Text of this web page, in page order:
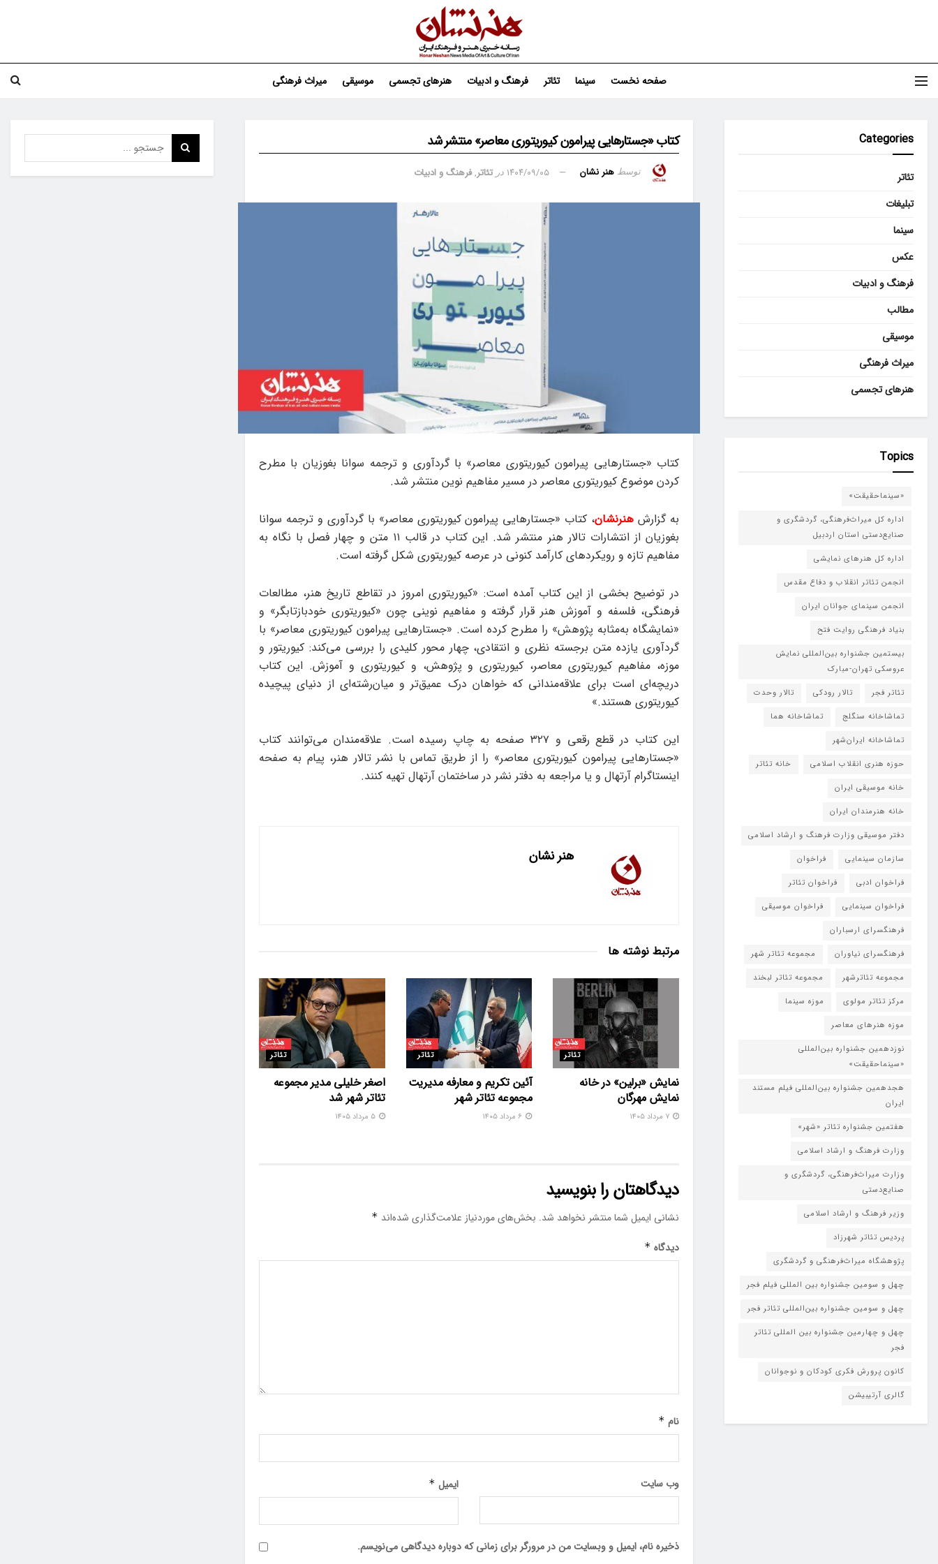
صفحه نخست سینما تئاتر فرهنگ و ادبیات هنرهای تجسمی موسیقی میراث فرهنگی
کتاب «جستارهایی پیرامون کیوریتوری معاصر» منتشر شد
توسط هنر نشان ۱۴۰۴/۰۹/۰۵ در تئاتر,فرهنگ و ادبیات
کتاب «جستارهایی پیرامون کیوریتوری معاصر» با گردآوری و ترجمه‌ سوانا بغوزیان با مطرح
کردن موضوع کیوریتوری معاصر در مسیر مفاهیم نوین منتشر شد.
به گزارش هنرنشان، کتاب «جستارهایی پیرامون کیوریتوری معاصر» با گردآوری و ترجمه‌ سوانا
بغوزیان از انتشارات تالار هنر منتشر شد. این کتاب در قالب ۱۱ متن و چهار فصل با نگاه به
مفاهیم تازه و رویکردهای کارآمد کنونی در عرصه‌ کیوریتوری شکل گرفته است.
در توضیح بخشی از این کتاب آمده است: «کیوریتوری امروز در تقاطع تاریخ هنر، مطالعات
فرهنگی، فلسفه و آموزش هنر قرار گرفته و مفاهیم نوینی چون «کیوریتوری خودبازتابگر» و
«نمایشگاه به‌مثابه پژوهش» را مطرح کرده است. «جستارهایی پیرامون کیوریتوری معاصر» با
گردآوری یازده متن برجسته نظری و انتقادی، چهار محور کلیدی را بررسی می‌کند: کیوریتور و
موزه، مفاهیم کیوریتوری معاصر، کیوریتوری و پژوهش، و کیوریتوری و آموزش. این کتاب
دریچه‌ای است برای علاقه‌مندانی که خواهان درک عمیق‌تر و میان‌رشته‌ای از دنیای پیچیده‌
کیوریتوری هستند.»
این کتاب در قطع رقعی و ۳۲۷ صفحه به چاپ رسیده است. علاقه‌مندان می‌توانند کتاب
«جستارهایی پیرامون کیوریتوری معاصر» را از طریق تماس با نشر تالار هنر، پیام به صفحه
اینستاگرام آرتهال و یا مراجعه به دفتر نشر در ساختمان آرتهال تهیه کنند.
هنر نشان
مرتبط نوشته ها
تئاتر
نمایش «برلین» در خانه
نمایش مهرگان
تئاتر
آئین تکریم و معارفه مدیریت
مجموعه تئاتر شهر
تئاتر
اصغر خلیلی مدیر مجموعه
تئاتر شهر شد
۵ مرداد ۱۴۰۵
دیدگاهتان را بنویسید
نشانی ایمیل شما منتشر نخواهد شد. بخش‌های موردنیاز علامت‌گذاری شده‌اند *
دیدگاه *
نام *
ایمیل * وب‌ سایت
ذخیره نام، ایمیل و وبسایت من در مرورگر برای زمانی که دوباره دیدگاهی می‌نویسم.
Categories
تئاتر
تبلیغات
سینما
عکس
فرهنگ و ادبیات
مطالب
موسیقی
میراث فرهنگی
هنرهای تجسمی
Topics
«سینماحقیقت»
اداره کل میراث‌فرهنگی، گردشگری و
صنایع‌دستی استان اردبیل
اداره کل هنرهای نمایشی
انجمن تئاتر انقلاب و دفاع مقدس
انجمن سینمای جوانان ایران
بنیاد فرهنگی روایت فتح
بیستمین جشنواره بین‌المللی نمایش
عروسکی تهران-مبارک
تئاتر فجر
تالار رودکی
تالار وحدت
تماشاخانه سنگلج
تماشاخانه هما
تماشاخانه‌ ایران‌شهر
حوزه هنری انقلاب اسلامی
خانه تئاتر
خانه موسیقی ایران
خانه هنرمندان ایران
دفتر موسیقی وزارت فرهنگ و ارشاد اسلامی
سازمان سینمایی
فراخوان
فراخوان ادبی
فراخوان تئاتر
فراخوان سینمایی
فراخوان موسیقی
فرهنگسرای ارسباران
فرهنگسرای نیاوران
مجموعه تئاتر شهر
مجموعه تئاترشهر
مجموعه تئاتر لبخند
مرکز تئاتر مولوی
موزه سینما
موزه هنرهای معاصر
نوزدهمین جشنواره بین‌المللی
«سینماحقیقت»
هجدهمین جشنواره بین‌المللی فیلم مستند
ایران
هفتمین جشنواره تئاتر «شهر»
وزارت فرهنگ و ارشاد اسلامی
وزارت میراث‌فرهنگی، گردشگری و
صنایع‌دستی
وزیر فرهنگ و ارشاد اسلامی
پردیس تئاتر شهرزاد
پژوهشگاه میراث‌فرهنگی و گردشگری
چهل و سومین جشنواره بین المللی فیلم فجر
چهل و سومین جشنواره بین‌المللی تئاتر فجر
چهل و چهارمین جشنواره بین المللی تئاتر
فجر
کانون پرورش فکری کودکان و نوجوانان
گالری آرتیبیشن